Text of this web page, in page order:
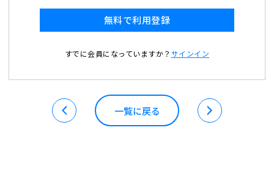
無料で利用登録
すでに会員になっていますか？ サインイン
一覧に戻る